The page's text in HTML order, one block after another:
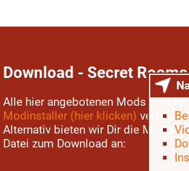
Download - Secret Rooms
Alle hier angebotenen Mods sind
Modinstaller (hier klicken)
Alternativ bieten wir Dir die Mod
Datei zum Download an: